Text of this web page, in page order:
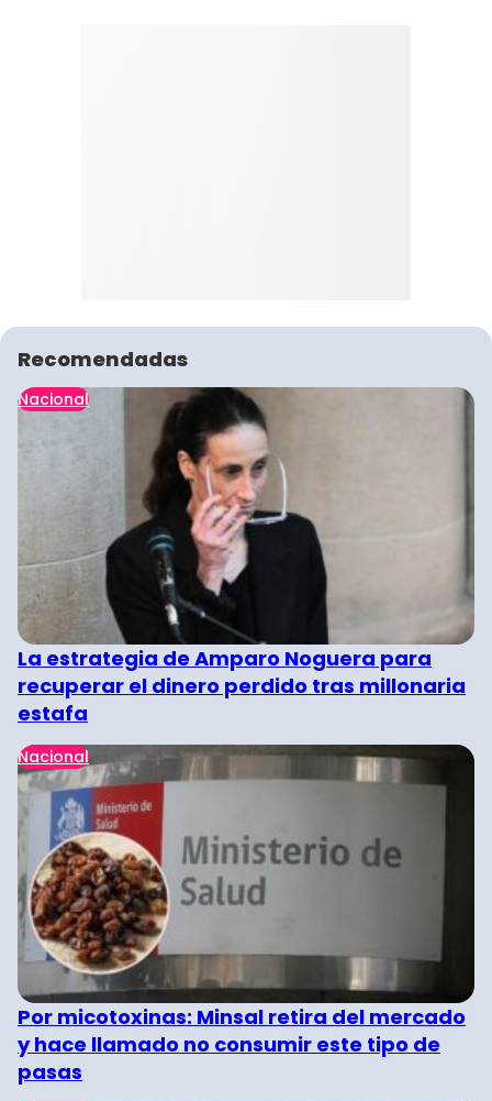
Recomendadas
Nacional
La estrategia de Amparo Noguera para
recuperar el dinero perdido tras millonaria
estafa
Nacional
Por micotoxinas: Minsal retira del mercado
y hace llamado no consumir este tipo de
pasas